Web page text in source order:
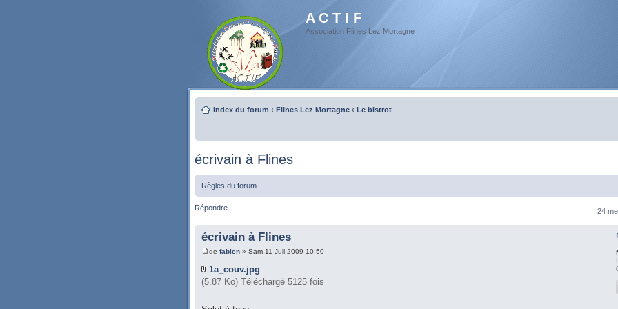
A C T I F
Association Flines Lez Mortagne
Index du forum ‹ Flines Lez Mortagne ‹ Le bistrot
écrivain à Flines
Règles du forum
Répondre 24
écrivain à Flines
de fabien » Sam 11 Juil 2009 10:50
1a_couv.jpg
(5.87 Ko) Téléchargé 5125 fois